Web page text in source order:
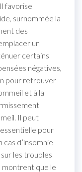
favorise
surnommée la
des
un
certains
négatives,
pour retrouver
et à la
Il peut
pour
d’insomnie
les troubles
que le